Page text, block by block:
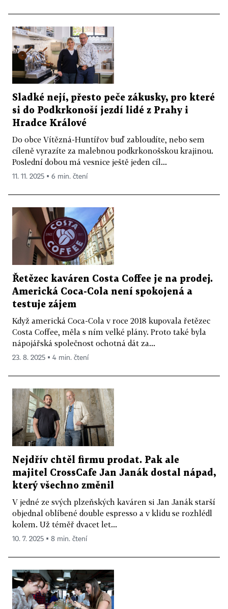
Sladké nejí, přesto peče zákusky, pro které
si do Podkrkonoší jezdí lidé z Prahy i
Hradce Králové
Do obce Vítězná-Huntířov buď zabloudíte, nebo sem
cíleně vyrazíte za malebnou podkrkonošskou krajinou.
Poslední dobou má vesnice ještě jeden cíl...
11. 11. 2025 ▪ 6 min. čtení
Řetězec kaváren Costa Coffee je na prodej.
Americká Coca-Cola není spokojená a
testuje zájem
Když americká Coca-Cola v roce 2018 kupovala řetězec
Costa Coffee, měla s ním velké plány. Proto také byla
nápojářská společnost ochotná dát za...
23. 8. 2025 ▪ 4 min. čtení
Nejdřív chtěl firmu prodat. Pak ale
majitel CrossCafe Jan Janák dostal nápad,
který všechno změnil
V jedné ze svých plzeňských kaváren si Jan Janák starší
objednal oblíbené double espresso a v klidu se rozhlédl
kolem. Už téměř dvacet let...
10. 7. 2025 ▪ 8 min. čtení